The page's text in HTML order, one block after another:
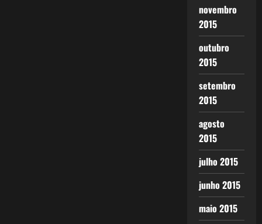
novembro
2015
outubro
2015
setembro
2015
agosto
2015
julho 2015
junho 2015
maio 2015